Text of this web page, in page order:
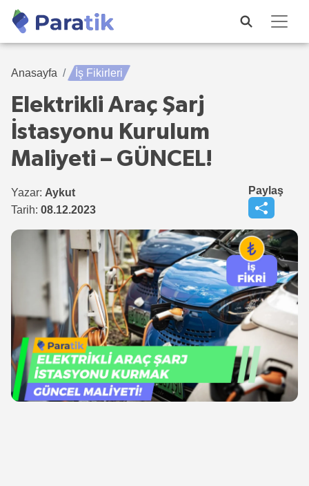
Anasayfa İş Fikirleri
Elektrikli Araç Şarj
İstasyonu Kurulum
Maliyeti – GÜNCEL!
Yazar: Aykut
Tarih: 08.12.2023
Paylaş